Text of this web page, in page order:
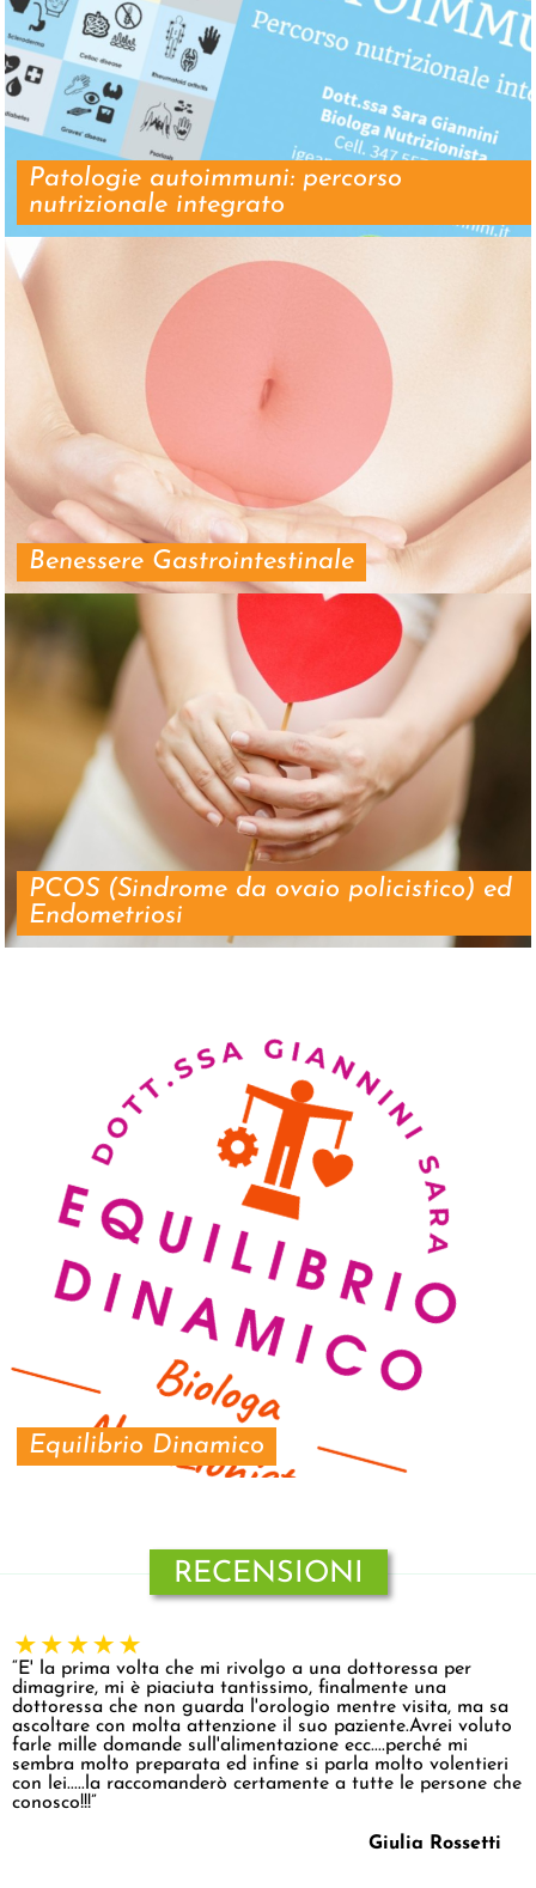
Patologie autoimmuni: percorso
nutrizionale integrato
Benessere Gastrointestinale
PCOS (Sindrome da ovaio policistico) ed
Endometriosi
Equilibrio Dinamico
RECENSIONI
“E' la prima volta che mi rivolgo a una dottoressa per
dimagrire, mi è piaciuta tantissimo, finalmente una
dottoressa che non guarda l'orologio mentre visita, ma sa
ascoltare con molta attenzione il suo paziente.Avrei voluto
farle mille domande sull'alimentazione ecc....perché mi
sembra molto preparata ed infine si parla molto volentieri
con lei.....la raccomanderò certamente a tutte le persone che
conosco!!!”
Giulia Rossetti